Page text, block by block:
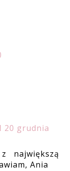
20 grudnia
największą
Ania